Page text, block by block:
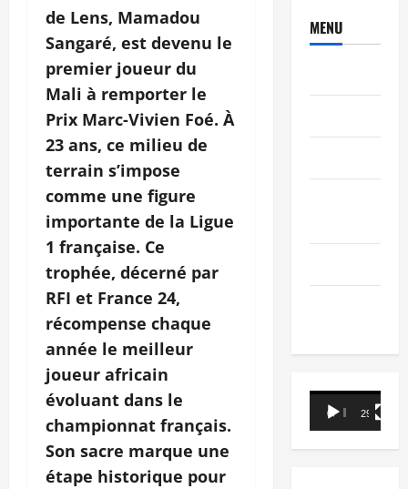
de Lens, Mamadou
Sangaré, est devenu le
premier joueur du
Mali à remporter le
Prix Marc‑Vivien Foé. À
23 ans, ce milieu de
terrain s’impose
comme une figure
importante de la Ligue
1 française. Ce
trophée, décerné par
RFI et France 24,
récompense chaque
année le meilleur
joueur africain
évoluant dans le
championnat français.
Son sacre marque une
étape historique pour
MENU
Lecteur
vidéo
00:00 29:21